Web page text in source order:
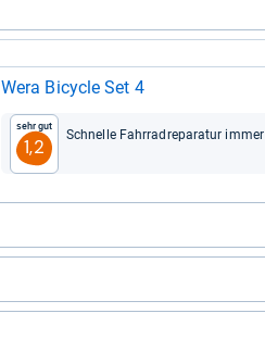
Wera Bicy­cle Set 4
Sehr gut
1,2
Schnelle Fahr­radre­pa­ra­tur